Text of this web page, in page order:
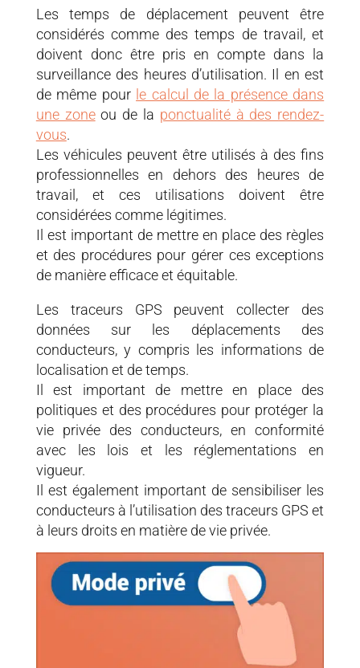
Les temps de déplacement peuvent être
considérés comme des temps de travail, et
doivent donc être pris en compte dans la
surveillance des heures d’utilisation. Il en est
de même pour le calcul de la présence dans
une zoneou de la ponctualité à des rendez-
vous.
Les véhicules peuvent être utilisés à des fins
professionnelles en dehors des heures de
travail, et ces utilisations doivent être
considérées comme légitimes.
Il est important de mettre en place des règles
et des procédures pour gérer ces exceptions
de manière efficace et équitable.
Les traceurs GPS peuvent collecter des
données sur les déplacements des
conducteurs, y compris les informations de
localisation et de temps.
Il est important de mettre en place des
politiques et des procédures pour protéger la
vie privée des conducteurs, en conformité
avec les lois et les réglementations en
vigueur.
Il est également important de sensibiliser les
conducteurs à l’utilisation des traceurs GPS et
à leurs droits en matière de vie privée.